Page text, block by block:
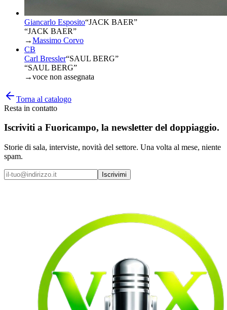
Giancarlo Esposito“JACK BAER”
“JACK BAER”
→Massimo Corvo
CB
Carl Bressler“SAUL BERG”
“SAUL BERG”
→voce non assegnata
Torna al catalogo
Resta in contatto
Iscriviti a Fuoricampo, la newsletter del doppiaggio.
Storie di sala, interviste, novità del settore. Una volta al mese, niente
spam.
Iscrivimi